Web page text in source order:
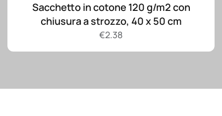
Sacchetto in cotone 120 g/m2 con
chiusura a strozzo, 40 x 50 cm
€2.38